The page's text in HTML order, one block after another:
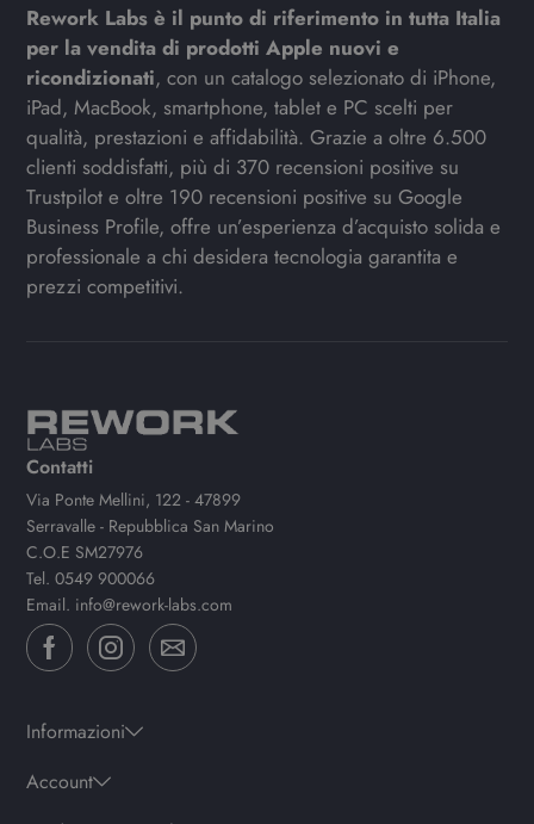
Rework Labs è il punto di riferimento in tutta Italia
per la vendita di prodotti Apple nuovi e
ricondizionati, con un catalogo selezionato di iPhone,
iPad, MacBook, smartphone, tablet e PC scelti per
qualità, prestazioni e affidabilità. Grazie a oltre 6.500
clienti soddisfatti, più di 370 recensioni positive su
Trustpilot e oltre 190 recensioni positive su Google
Business Profile, offre un’esperienza d’acquisto solida e
professionale a chi desidera tecnologia garantita e
prezzi competitivi.
Contatti
Via Ponte Mellini, 122 - 47899
Serravalle - Repubblica San Marino
C.O.E SM27976
Tel.0549 900066
Email. info@rework-labs.com
Informazioni
Account